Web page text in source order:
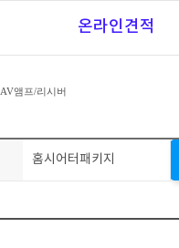
온라인견적
AV앰프/리시버
홈시어터패키지